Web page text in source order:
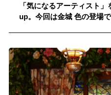
#男性SSW #ポップス #女
#ヒップホップ #男性シンガー
記事一覧
会社概要
お問い合わせ
記事リクエスト
「気になるアーティスト
up。今回は金城 色の登場